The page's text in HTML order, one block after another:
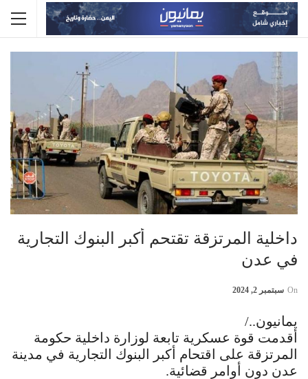
داخلية المرتزقة تقتحم أكبر البنوك التجارية
في عدن
On سبتمبر 2, 2024
يمانيون../
أقدمت قوة عسكرية تابعة لوزارة داخلية حكومة
المرتزقة على اقتحام أكبر البنوك التجارية في مدينة
عدن دون أوامر قضائية.